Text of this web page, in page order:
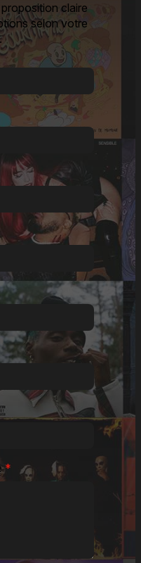
claire
selon votre
*